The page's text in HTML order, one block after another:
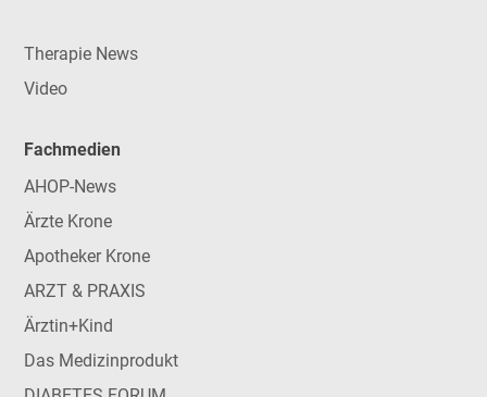
Therapie News
Video
Fachmedien
AHOP-News
Ärzte Krone
Apotheker Krone
ARZT & PRAXIS
Ärztin+Kind
Das Medizinprodukt